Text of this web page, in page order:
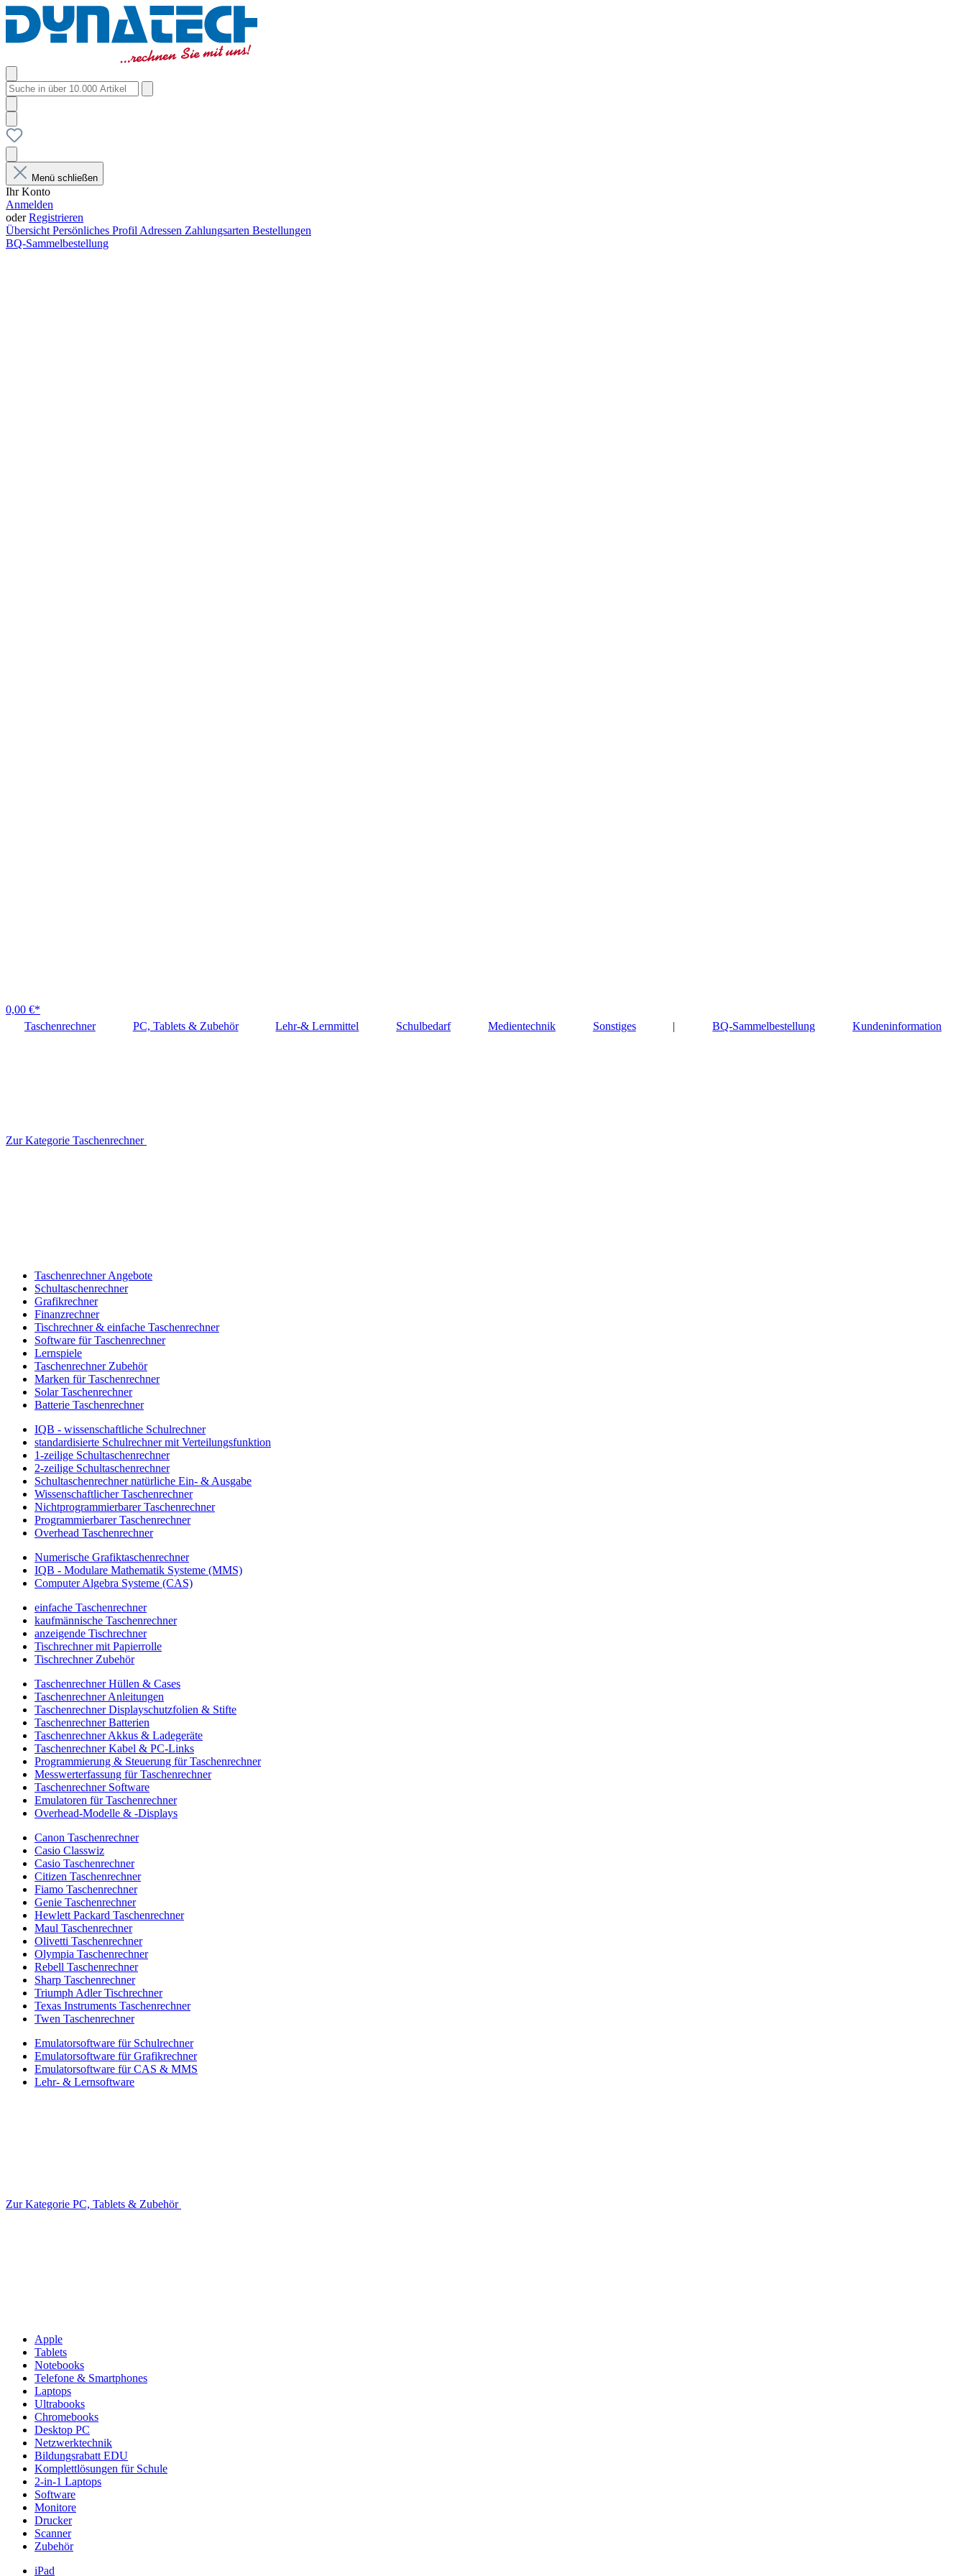
Menü schließen
Ihr Konto
Anmelden
oderRegistrieren
Übersicht Persönliches Profil Adressen Zahlungsarten Bestellungen
BQ-Sammelbestellung
0,00 €*
Taschenrechner
PC, Tablets & Zubehör Lehr-& Lernmittel Schulbedarf Medientechnik Sonstiges | BQ-Sammelbestellung Kundeninformation
Zur Kategorie Taschenrechner
Taschenrechner Angebote
Schultaschenrechner
Grafikrechner
Finanzrechner
Tischrechner & einfache Taschenrechner
Software für Taschenrechner
Lernspiele
Taschenrechner Zubehör
Marken für Taschenrechner
Solar Taschenrechner
Batterie Taschenrechner
IQB - wissenschaftliche Schulrechner
standardisierte Schulrechner mit Verteilungsfunktion
1-zeilige Schultaschenrechner
2-zeilige Schultaschenrechner
Schultaschenrechner natürliche Ein- & Ausgabe
Wissenschaftlicher Taschenrechner
Nichtprogrammierbarer Taschenrechner
Programmierbarer Taschenrechner
Overhead Taschenrechner
Numerische Grafiktaschenrechner
IQB - Modulare Mathematik Systeme (MMS)
Computer Algebra Systeme (CAS)
einfache Taschenrechner
kaufmännische Taschenrechner
anzeigende Tischrechner
Tischrechner mit Papierrolle
Tischrechner Zubehör
Taschenrechner Hüllen & Cases
Taschenrechner Anleitungen
Taschenrechner Displayschutzfolien & Stifte
Taschenrechner Batterien
Taschenrechner Akkus & Ladegeräte
Taschenrechner Kabel & PC-Links
Programmierung & Steuerung für Taschenrechner
Messwerterfassung für Taschenrechner
Taschenrechner Software
Emulatoren für Taschenrechner
Overhead-Modelle & -Displays
Canon Taschenrechner
Casio Classwiz
Casio Taschenrechner
Citizen Taschenrechner
Fiamo Taschenrechner
Genie Taschenrechner
Hewlett Packard Taschenrechner
Maul Taschenrechner
Olivetti Taschenrechner
Olympia Taschenrechner
Rebell Taschenrechner
Sharp Taschenrechner
Triumph Adler Tischrechner
Texas Instruments Taschenrechner
Twen Taschenrechner
Emulatorsoftware für Schulrechner
Emulatorsoftware für Grafikrechner
Emulatorsoftware für CAS & MMS
Lehr- & Lernsoftware
Zur Kategorie PC, Tablets & Zubehör
Apple
Tablets
Notebooks
Telefone & Smartphones
Laptops
Ultrabooks
Chromebooks
Desktop PC
Netzwerktechnik
Bildungsrabatt EDU
Komplettlösungen für Schule
2-in-1 Laptops
Software
Monitore
Drucker
Scanner
Zubehör
iPad